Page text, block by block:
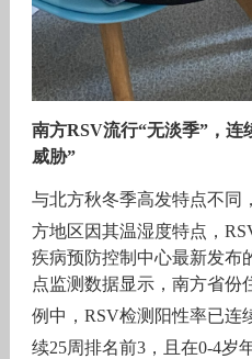
南方RSV流行“无淡季”，连
威胁”
与北方秋冬季高发特点不同
方地区因其温湿度特点，
疾病预防控制中心最新发布
点监测数据显示，南方省份
例中，RSV检测阳性率已连
续25周排名前3，且在0-4岁